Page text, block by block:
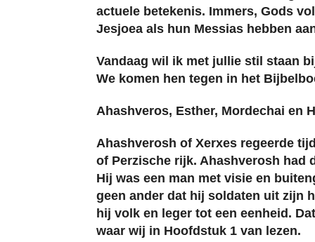
actuele betekenis. Immers, Gods
Jesjoea als hun Messias hebben
Vandaag wil ik met jullie stil staan
We komen hen tegen in het
Ahashveros, Esther, Mordechai en
Ahashverosh of Xerxes regeerde
of Perzische rijk. Ahashverosh had
Hij was een man met visie en
geen ander dat hij soldaten uit zijn
hij volk en leger tot een eenheid.
waar wij in Hoofdstuk 1 van lezen.